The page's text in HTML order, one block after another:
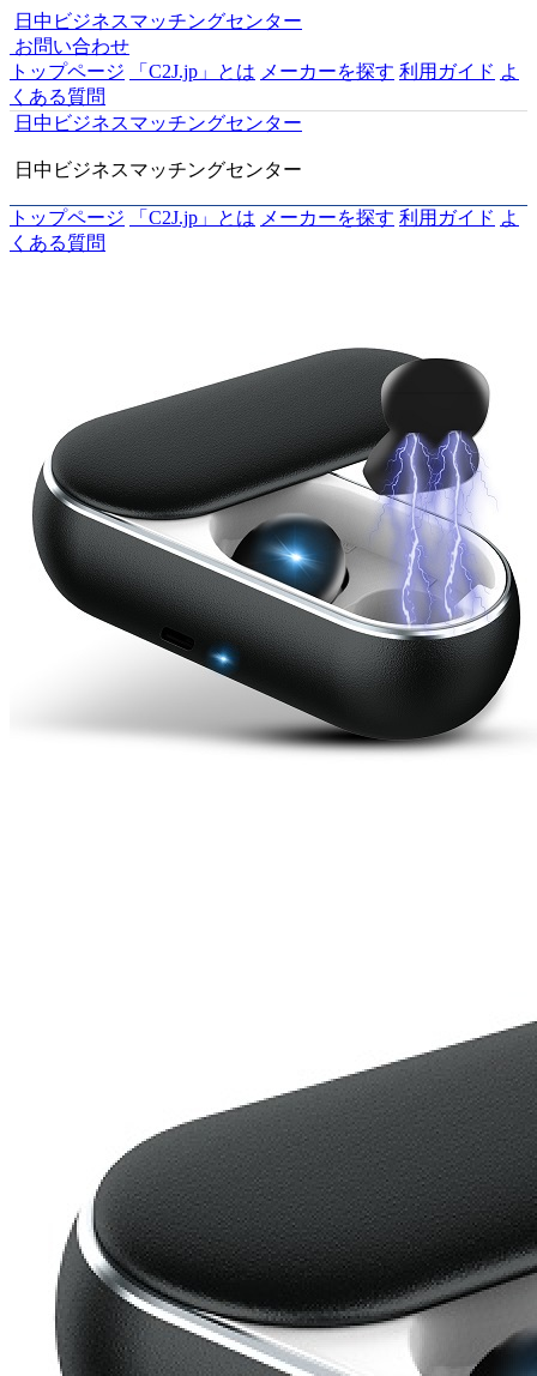
日中ビジネスマッチングセンター
お問い合わせ
トップページ
「C2J.jp」とは メーカーを探す 利用ガイド よ
くある質問
日中ビジネスマッチングセンター
日中ビジネスマッチングセンター
トップページ 「C2J.jp」とは メーカーを探す 利用ガイド よ
くある質問